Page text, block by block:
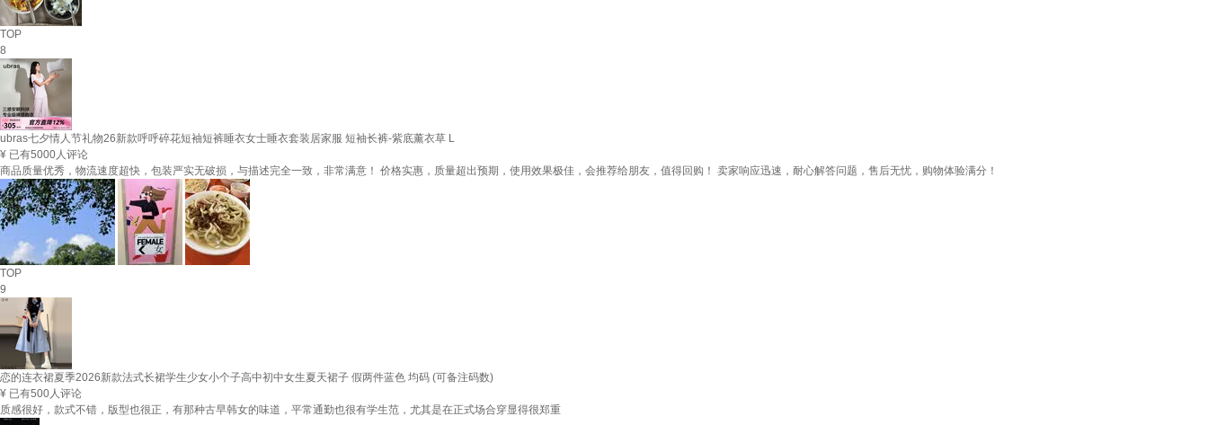
TOP
8
ubras七夕情人节礼物26新款呼呼碎花短袖短裤睡衣女士睡衣套装居家服 短袖长裤-紫底薰衣草 L
¥ 已有5000人评论
商品质量优秀，物流速度超快，包装严实无破损，与描述完全一致，非常满意！ 价格实惠，质量超出预期，使用效果极佳，会推荐给朋友，值得回购！ 卖家响应迅速，耐心解答问题，售后无忧，购物体验满分！
TOP
9
恋的连衣裙夏季2026新款法式长裙学生少女小个子高中初中女生夏天裙子 假两件蓝色 均码 (可备注码数)
¥ 已有500人评论
质感很好，款式不错，版型也很正，有那种古早韩女的味道，平常通勤也很有学生范，尤其是在正式场合穿显得很郑重